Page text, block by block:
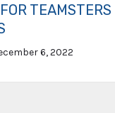
6, 2022